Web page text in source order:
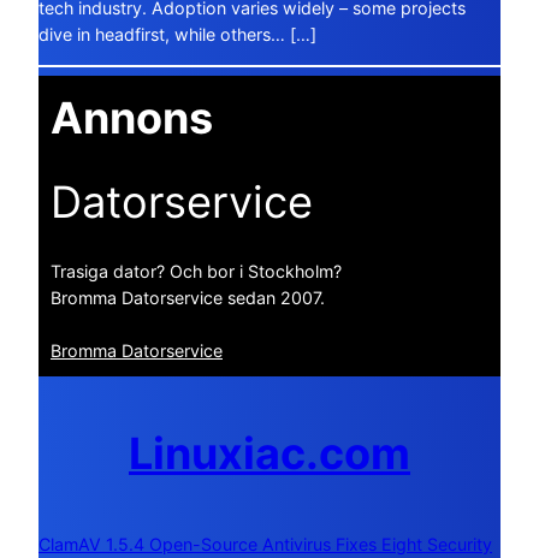
tech industry. Adoption varies widely – some projects
dive in headfirst, while others… […]
Annons
Datorservice
Trasiga dator? Och bor i Stockholm?
Bromma Datorservice sedan 2007.
Bromma Datorservice
Linuxiac.com
ClamAV 1.5.4 Open-Source Antivirus Fixes Eight Security